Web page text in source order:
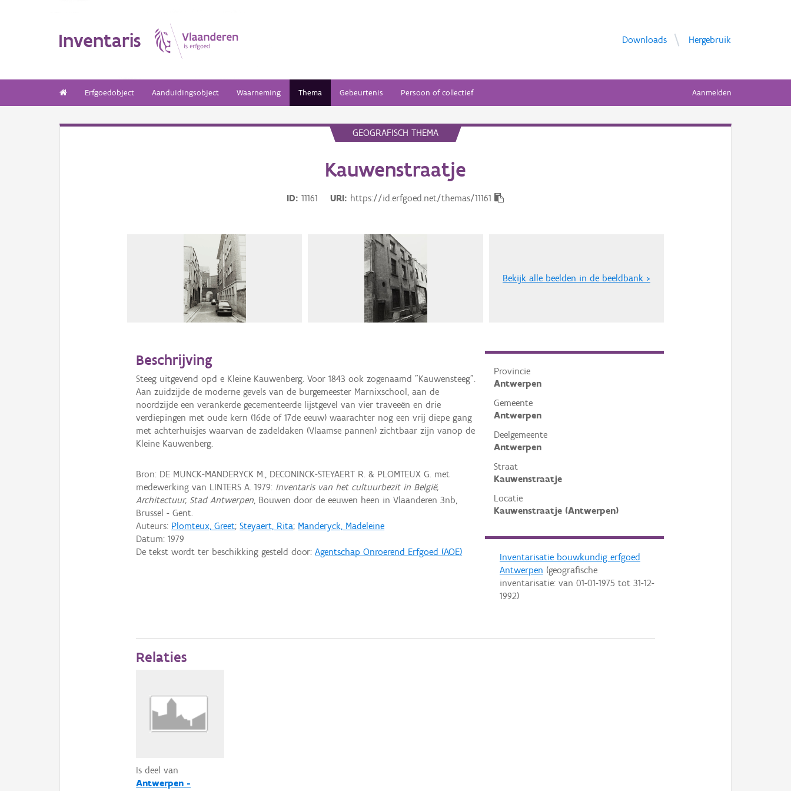
Inventaris Downloads Hergebruik
Erfgoedobject Aanduidingsobject Waarneming Thema Gebeurtenis Persoon of collectief Aanmelden
GEOGRAFISCH THEMA
Kauwenstraatje
ID 11161 URI https://id.erfgoed.net/themas/11161
Bekijk alle beelden in de beeldbank >
Provincie
Antwerpen
Gemeente
Antwerpen
Deelgemeente
Antwerpen
Straat
Kauwenstraatje
Locatie
Kauwenstraatje (Antwerpen)
Inventarisatie bouwkundig erfgoed
Antwerpen (geografische
inventarisatie: van 01-01-1975 tot 31-12-
1992)
Beschrijving
Steeg uitgevend opd e Kleine Kauwenberg. Voor 1843 ook zogenaamd "Kauwensteeg".
Aan zuidzijde de moderne gevels van de burgemeester Marnixschool, aan de
noordzijde een verankerde gecementeerde lijstgevel van vier traveeën en drie
verdiepingen met oude kern (16de of 17de eeuw) waarachter nog een vrij diepe gang
met achterhuisjes waarvan de zadeldaken (Vlaamse pannen) zichtbaar zijn vanop de
Kleine Kauwenberg.
Bron: DE MUNCK-MANDERYCK M., DECONINCK-STEYAERT R. & PLOMTEUX G. met
medewerking van LINTERS A. 1979: Inventaris van het cultuurbezit in België,
Architectuur, Stad Antwerpen , Bouwen door de eeuwen heen in Vlaanderen 3nb,
Brussel - Gent.
Auteurs: Plomteux, Greet;Steyaert, Rita; Manderyck, Madeleine
Datum:1979
De tekst wordt ter beschikking gesteld door:Agentschap Onroerend Erfgoed (AOE)
Relaties
Is deel van
Antwerpen -